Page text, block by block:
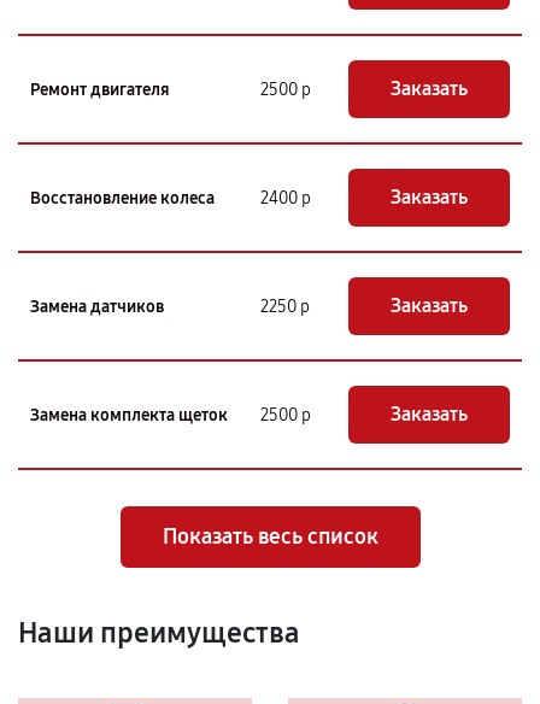
Ремонт двигателя 2500 р Заказать
Восстановление колеса 2400 р Заказать
Замена датчиков 2250 р Заказать
Замена комплекта щеток 2500 р Заказать
Показать весь список
Наши преимущества